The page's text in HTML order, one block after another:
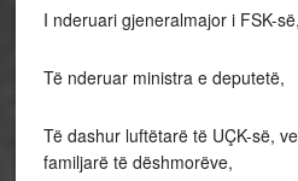
I nderuari gjeneralmajor i FSK-
Të nderuar ministra e deputetë,
Të dashur luftëtarë të UÇK-së,
familjarë të dëshmorëve,